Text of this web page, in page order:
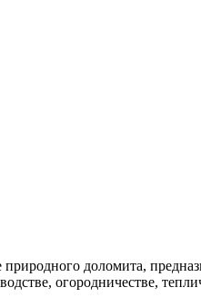
доломита,
огородничестве,